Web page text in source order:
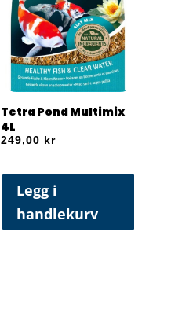
Tetra Pond Multimix
4L
249,00 kr
Legg i
handlekurv